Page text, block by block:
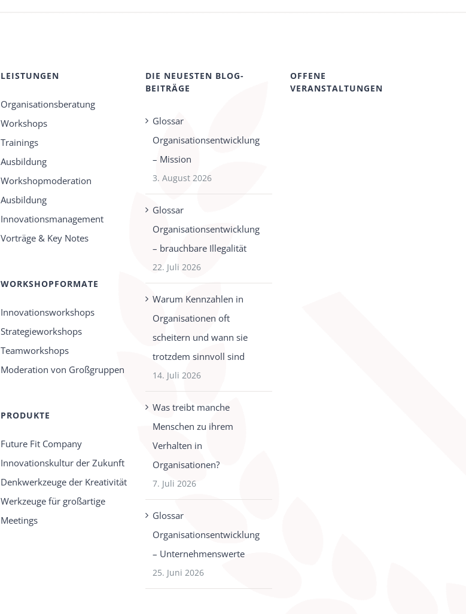
LEISTUNGEN
Organisationsberatung
Workshops
Trainings
Ausbildung
Workshopmoderation
Ausbildung
Innovationsmanagement
Vorträge & Key Notes
WORKSHOPFORMATE
Innovationsworkshops
Strategieworkshops
Teamworkshops
Moderation von Großgruppen
PRODUKTE
Future Fit Company
Innovationskultur der Zukunft
Denkwerkzeuge der Kreativität
Werkzeuge für großartige
Meetings
DIE NEUESTEN BLOG-
BEITRÄGE
Glossar
Organisationsentwicklung
– Mission
3. August 2026
Glossar
Organisationsentwicklung
– brauchbare Illegalität
22. Juli 2026
Warum Kennzahlen in
Organisationen oft
scheitern und wann sie
trotzdem sinnvoll sind
14. Juli 2026
Was treibt manche
Menschen zu ihrem
Verhalten in
Organisationen?
7. Juli 2026
Glossar
Organisationsentwicklung
– Unternehmenswerte
25. Juni 2026
OFFENE
VERANSTALTUNGEN